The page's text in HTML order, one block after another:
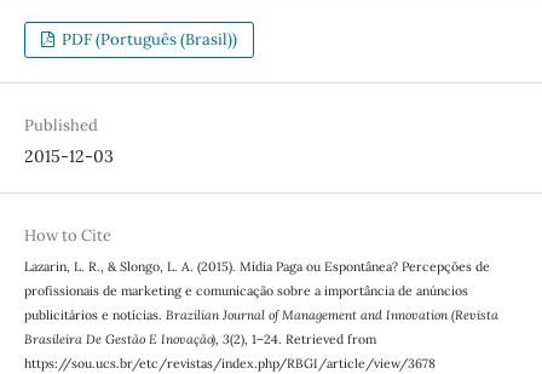
PDF (Português (Brasil))
Published
2015-12-03
How to Cite
Lazarin, L. R., & Slongo, L. A. (2015). Mídia Paga ou Espontânea? Percepções de
profissionais de marketing e comunicação sobre a importância de anúncios
publicitários e notícias. Brazilian Journal of Management and Innovation (Revista
Brasileira De Gestão E Inovação), 3(2), 1–24. Retrieved from
https://sou.ucs.br/etc/revistas/index.php/RBGI/article/view/3678